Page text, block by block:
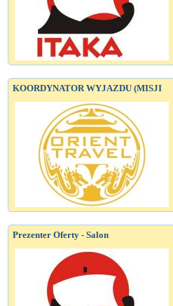
KOORDYNATOR WYJAZDU (MISJI
Prezenter Oferty - Salon